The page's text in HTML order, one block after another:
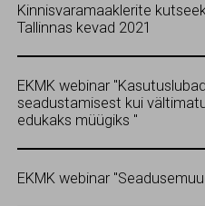
Kinnisvaramaaklerite
Tallinnas kevad 2021
EKMK webinar
seadustamisest kui
edukaks müügiks "
EKMK webinar